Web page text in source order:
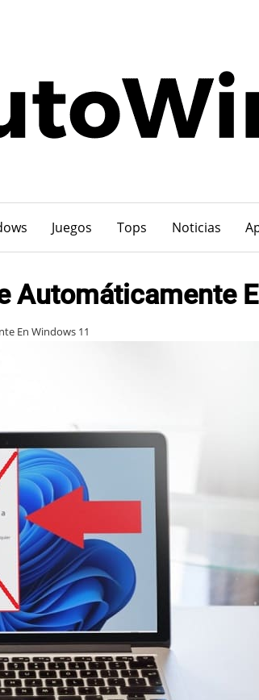
Juegos Tops Noticias
Automáticamente
En Windows 11